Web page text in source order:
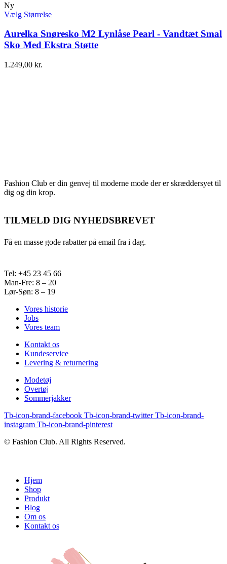
Ny
Vælg Størrelse
Aurelka Snøresko M2 Lynlåse Pearl - Vandtæt Smal
Sko Med Ekstra Støtte
1.249,00 kr.
Fashion Club er din genvej til moderne mode der er skræddersyet til
dig og din krop.
TILMELD DIG NYHEDSBREVET
Få en masse gode rabatter på email fra i dag.
Tel: +45 23 45 66
Man-Fre: 8 – 20
Lør-Søn: 8 – 19
Vores historie
Jobs
Vores team
Kontakt os
Kundeservice
Levering & returnering
Modetøj
Overtøj
Sommerjakker
Tb-icon-brand-facebook Tb-icon-brand-twitter Tb-icon-brand-
instagram Tb-icon-brand-pinterest
© Fashion Club. All Rights Reserved.
Hjem
Shop
Produkt
Blog
Om os
Kontakt os